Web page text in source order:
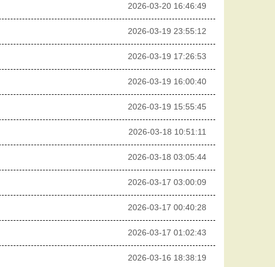
2026-03-20 16:46:49
2026-03-19 23:55:12
2026-03-19 17:26:53
2026-03-19 16:00:40
2026-03-19 15:55:45
2026-03-18 10:51:11
2026-03-18 03:05:44
2026-03-17 03:00:09
2026-03-17 00:40:28
2026-03-17 01:02:43
2026-03-16 18:38:19